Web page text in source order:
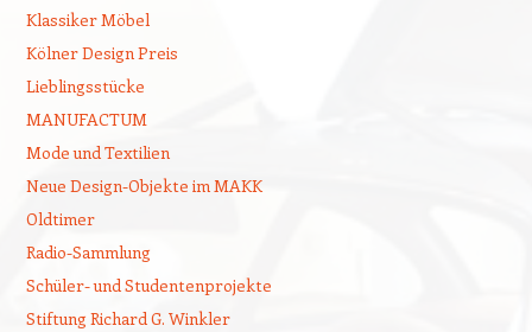
Klassiker Möbel
Kölner Design Preis
Lieblingsstücke
MANUFACTUM
Mode und Textilien
Neue Design-Objekte im MAKK
Oldtimer
Radio-Sammlung
Schüler- und Studentenprojekte
Stiftung Richard G. Winkler